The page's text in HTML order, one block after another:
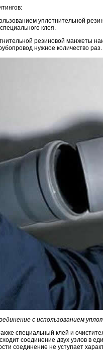
уплотнительной
клея.
резиновой манжеты
нужное количество раз.
с использованием
специальный клей и
соединение двух узлов в
соединение не уступает